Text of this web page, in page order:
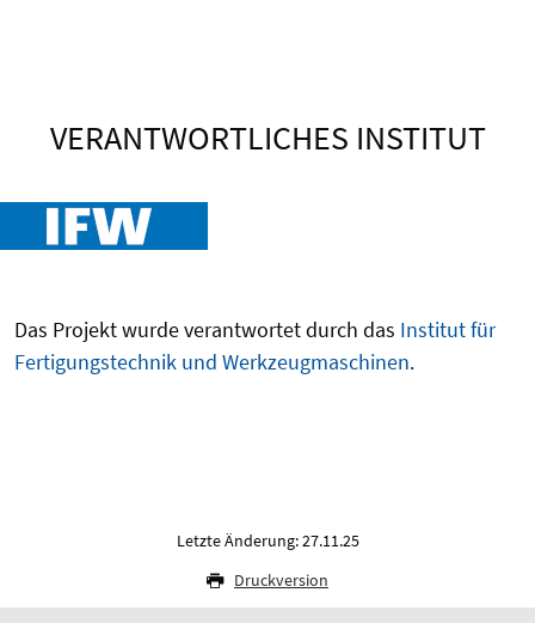
VERANTWORTLICHES INSTITUT
Das Projekt wurde verantwortet durch das Institut für
Fertigungstechnik und Werkzeugmaschinen.
Letzte Änderung: 27.11.25
Druckversion